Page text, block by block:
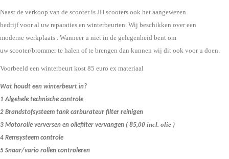
Naast de verkoop van de scooter is JH scooters ook het aangewezen
bedrijf voor al uw reparaties en winterbeurten. Wij beschikken over een
moderne werkplaats . Wanneer u niet in de gelegenheid bent om
uw scooter/brommer te halen of te brengen dan kunnen wij dit ook voor u doen.
Voorbeeld een winterbeurt kost 85 euro ex materiaal
Wat houdt een winterbeurt in?
1 Algehele technische controle
2 Brandstofsysteem tank carburateur filter reinigen
3 Motorolie verversen en oliefilter vervangen ( 85,00 incl. olie )
4 Remsysteem controle
5 Snaar/vario rollen controleren